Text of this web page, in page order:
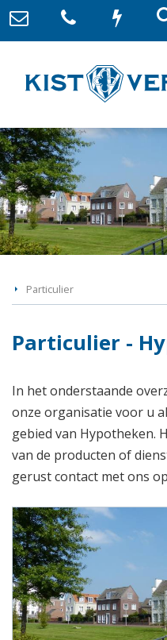
Particulier
Particulier -
In het onderstaande
onze organisatie voor u
gebied van Hypotheken.
van de producten of
gerust contact met ons